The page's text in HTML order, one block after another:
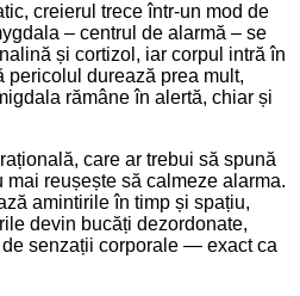
creierul trece într-un mod de
– centrul de alarmă – se
și cortizol, iar corpul intră în
pericolul durează prea mult,
rămâne în alertă, chiar și
care ar trebui să spună
mai reușește să calmeze alarma.
amintirile în timp și spațiu,
devin bucăți dezordonate,
senzații corporale — exact ca